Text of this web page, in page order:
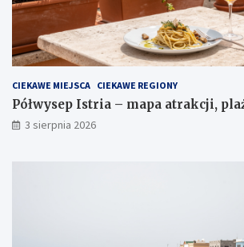
CIEKAWE MIEJSCA CIEKAWE REGIONY
Półwysep Istria – mapa atrakcji,
3 sierpnia 2026